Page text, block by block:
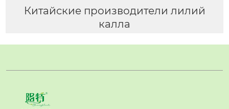
Китайские производители лилий
калла